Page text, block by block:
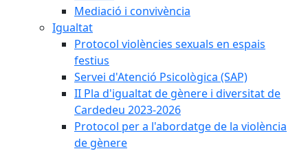
Mediació i convivència
Igualtat
Protocol violències sexuals en espais
festius
Servei d'Atenció Psicològica (SAP)
II Pla d'igualtat de gènere i diversitat de
Cardedeu 2023-2026
Protocol per a l'abordatge de la violència
de gènere